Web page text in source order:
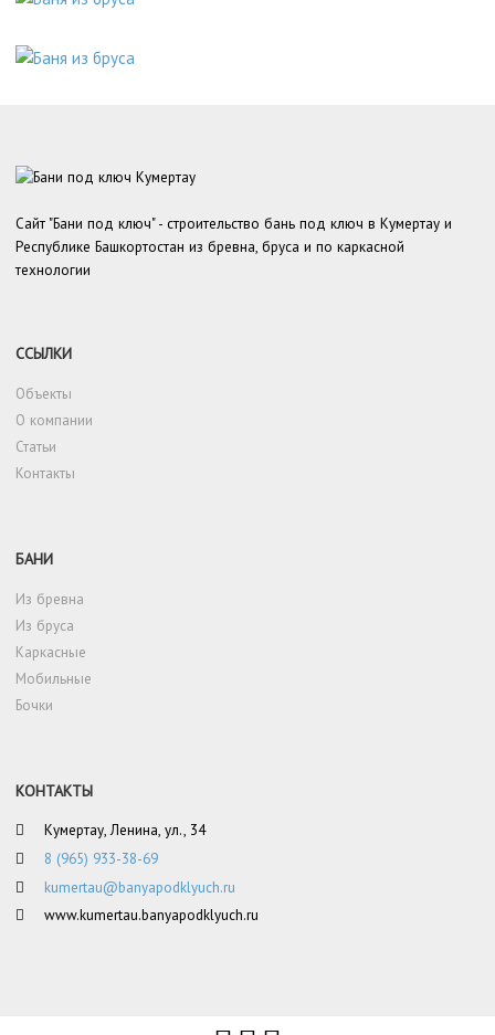
Сайт "Бани под ключ" - строительство бань под ключ в Кумертау и
Республике Башкортостан из бревна, бруса и по каркасной
технологии
ССЫЛКИ
Объекты
О компании
Статьи
Контакты
БАНИ
Из бревна
Из бруса
Каркасные
Мобильные
Бочки
КОНТАКТЫ
Кумертау, Ленина, ул., 34
8 (965) 933-38-69
kumertau@banyapodklyuch.ru
www.kumertau.banyapodklyuch.ru